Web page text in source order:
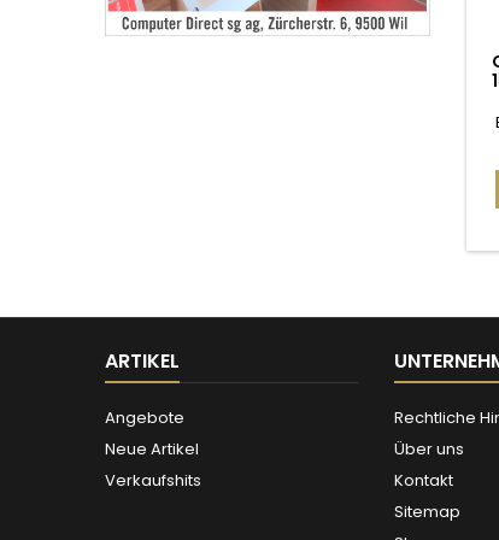
ARTIKEL
Angebote
Neue Artikel
Verkaufshits
Rechtliche
Über uns
Kontakt
Sitemap